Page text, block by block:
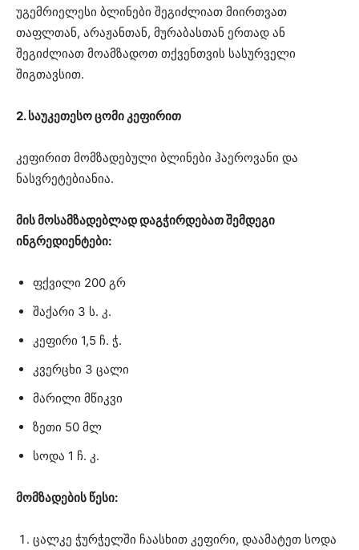
უგემრიელესი ბლინები შეგიძლიათ მიირთვათ
თაფლთან, არაჟანთან, მურაბასთან ერთად ან
შეგიძლიათ მოამზადოთ თქვენთვის სასურველი
შიგთავსით.
2. საუკეთესო ცომი კეფირით
კეფირით მომზადებული ბლინები ჰაეროვანი და
ნასვრეტებიანია.
მის მოსამზადებლად დაგჭირდებათ შემდეგი
ინგრედიენტები:
ფქვილი 200 გრ
შაქარი 3 ს. კ.
კეფირი 1,5 ჩ. ჭ.
კვერცხი 3 ცალი
მარილი მწიკვი
ზეთი 50 მლ
სოდა 1 ჩ. კ.
მომზადების წესი:
ცალკე ჭურჭელში ჩაასხით კეფირი, დაამატეთ სოდა